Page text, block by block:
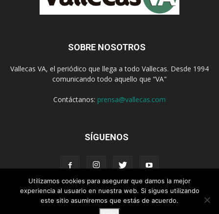
SOBRE NOSOTROS
Vallecas VA, el periódico que llega a todo Vallecas. Desde 1994
comunicando todo aquello que “VA"
Contáctanos: prensa@vallecas.com
SÍGUENOS
Aviso Legal Política de cookies
Utilizamos cookies para asegurar que damos la mejor
experiencia al usuario en nuestra web. Si sigues utilizando
este sitio asumiremos que estás de acuerdo.